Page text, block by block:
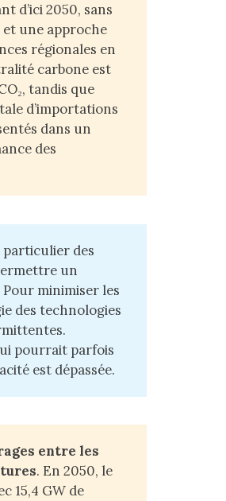
d’ici 2050, sans
une approche
régionales en
carbone est
tandis que
d’importations
dans un
des
des
un
minimiser les
des technologies
pourrait parfois
est dépassée.
entre les
. En 2050, le
15,4 GW de